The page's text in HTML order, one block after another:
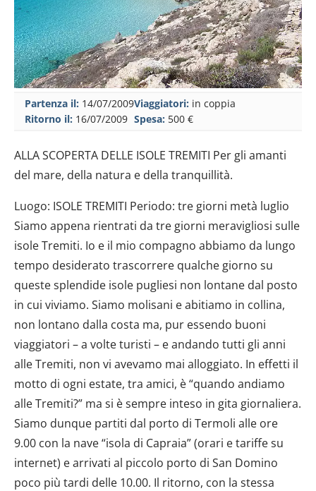
Partenza il: 14/07/2009
Ritorno il: 16/07/2009
Viaggiatori: in coppia
Spesa: 500 €
ALLA SCOPERTA DELLE ISOLE TREMITI Per gli amanti
del mare, della natura e della tranquillità.
Luogo: ISOLE TREMITI Periodo: tre giorni metà luglio
Siamo appena rientrati da tre giorni meravigliosi sulle
isole Tremiti. Io e il mio compagno abbiamo da lungo
tempo desiderato trascorrere qualche giorno su
queste splendide isole pugliesi non lontane dal posto
in cui viviamo. Siamo molisani e abitiamo in collina,
non lontano dalla costa ma, pur essendo buoni
viaggiatori – a volte turisti – e andando tutti gli anni
alle Tremiti, non vi avevamo mai alloggiato. In effetti il
motto di ogni estate, tra amici, è “quando andiamo
alle Tremiti?” ma si è sempre inteso in gita giornaliera.
Siamo dunque partiti dal porto di Termoli alle ore
9.00 con la nave “isola di Capraia” (orari e tariffe su
internet) e arrivati al piccolo porto di San Domino
poco più tardi delle 10.00. Il ritorno, con la stessa